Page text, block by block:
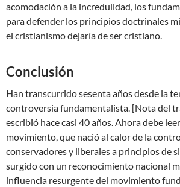
acomodación a la incredulidad, los
para defender los principios doctrinales
el cristianismo dejaría de ser cristiano.
Conclusión
Han transcurrido sesenta años desde la
controversia fundamentalista. [Nota del
escribió hace casi 40 años. Ahora debe
movimiento, que nació al calor de la
conservadores y liberales a principios de
surgido con un reconocimiento nacional
influencia resurgente del movimiento